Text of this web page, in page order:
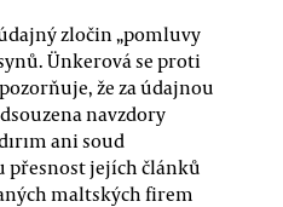
zločin „pomluvy
Ünkerová se proti
že za údajnou
navzdory
ani soud
přesnost jejích článků
maltských firem